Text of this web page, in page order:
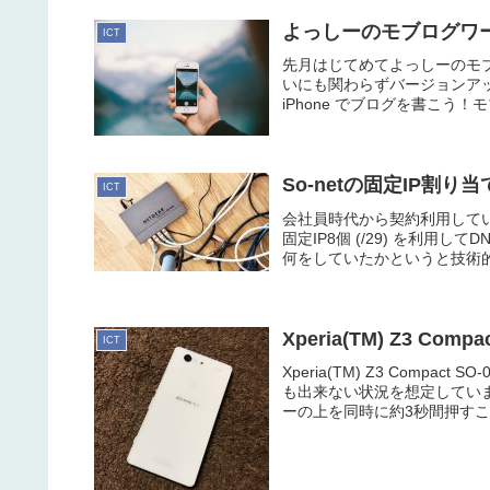
ICT よっしーのモブログワ
先月はじてめてよっしーのモ
いにも関わらずバージョンア
iPhone でブログを書こう！
ICT So-netの固定IP割り当
会社員時代から契約利用して
固定IP8個 (/29) を利用して
何をしていたかというと技術
ICT Xperia(TM) Z3
Xperia(TM) Z3 Compact SO-
も出来ない状況を想定して
ーの上を同時に約3秒間押す